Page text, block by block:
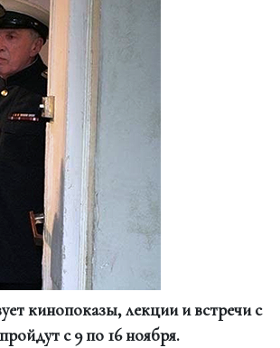
кинопоказы, лекции и встречи с
с 9 по 16 ноября.